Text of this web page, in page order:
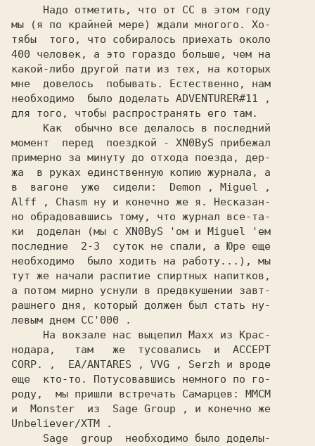
    Надо отметить, что от
CC в этом году
мы (я по крайней мере) ждали многого. Хо-
тябы  того, что собиралось приехать около
400 человек, а это гораздо больше, чем на
какой-либо другой пати из тех, на которых
мне  довелось  побывать. Естественно, нам
необходимо  было доделать ADVENTURER#11
,
для того, чтобы распространять его там.
момент  перед  поездкой - XN0ByS прибежал
примерно за минуту до отхода поезда, дер-
жа  в руках единственную копию журнала, а
в  вагоне  уже  сидели: Demon , Miguel
Alff
, Chasm ну и конечно же я. Несказан-
но обрадовавшись тому, что журнал все-та-
ки  доделан (мы с XN0ByS 'ом и Miguel
'ем
последние  2-3  суток не спали, а Юре еще
необходимо  было ходить на работу...), мы
тут же начали распитие спиртных напитков,
а потом мирно уснули в предвкушении завт-
рашнего дня, который должен был стать ну-
левым днем СС'000
.
     На вокзале нас выцепил
Maxx из Крас-
нодара,   там   же  тусовались  и ACCEPT
CORP.
, EA/ANTARES , VVG , Serzh и вроде
еще  кто-то. Потусовавшись немного по го-
роду,  мы пришли встречать Самарцев:
и Monster из Sage Group
Unbeliever/XTM
.
Sage  group необходимо было доделы-